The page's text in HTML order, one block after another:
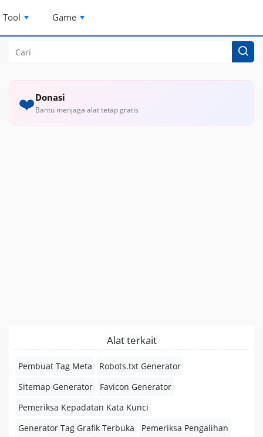
Tool Game
❤️Donasi
Bantu menjaga alat tetap gratis
Alat terkait
Pembuat Tag Meta
Robots.txt Generator
Sitemap Generator
Favicon Generator
Pemeriksa Kepadatan Kata Kunci
Generator Tag Grafik Terbuka
Pemeriksa Pengalihan